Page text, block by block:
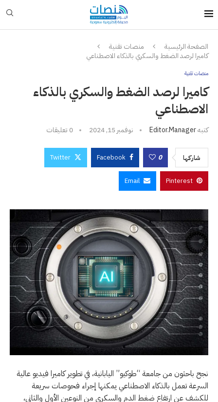
الصفحة الرئيسية
منصات تقنية
كاميرا لرصد الضغط والسكري بالذكاء الاصطناعي
منصات تقنية
كاميرا لرصد الضغط والسكري بالذكاء
الاصطناعي
كتبهEditor.manager نوفمبر 15, 2024 0 تعليقات
شاركها 0
Facebook
Twitter
Pinterest
Email
نجح باحثون من جامعة “طوكيو” اليابانية، في تطوير كاميرا فيديو عالية
السرعة تعمل بالذكاء الاصطناعي يمكنها إجراء فحوصات سريعة
للكشف عن ارتفاع ضغط الدم والسكري من النوعين الأول والثاني،